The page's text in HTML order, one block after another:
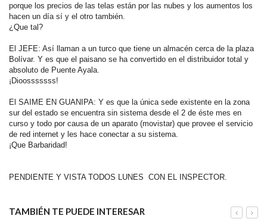
porque los precios de las telas están por las nubes y los aumentos los
hacen un día sí y el otro también.
¿Que tal?
El JEFE: Así llaman a un turco que tiene un almacén cerca de la plaza
Bolívar. Y es que el paisano se ha convertido en el distribuidor total y
absoluto de Puente Ayala.
¡Dioosssssss!
El SAIME EN GUANIPA: Y es que la única sede existente en la zona
sur del estado se encuentra sin sistema desde el 2 de éste mes en
curso y todo por causa de un aparato (movistar) que provee el servicio
de red internet y les hace conectar a su sistema.
¡Que Barbaridad!
PENDIENTE Y VISTA TODOS LUNES CON EL INSPECTOR.
TAMBIÉN TE PUEDE INTERESAR